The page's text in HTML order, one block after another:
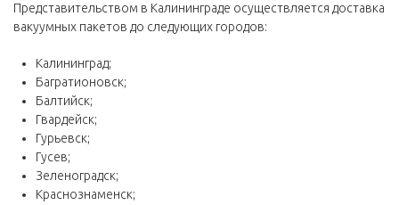
Представительством в Калининграде осуществляется доставка
вакуумных пакетов до следующих городов:
Калининград;
Багратионовск;
Балтийск;
Гвардейск;
Гурьевск;
Гусев;
Зеленоградск;
Краснознаменск;